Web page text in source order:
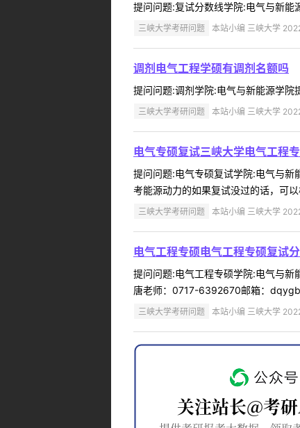
提问问题:复试分数线学院:电气与新
三峡大学考研问题 本站小编 三峡大学
调剂电气工程学硕有调剂名额吗
提问问题:调剂学院:电气与新能源学
三峡大学考研问题 本站小编 三峡大学
电气专硕复试三峡大学电气工程
提问问题:电气专硕复试学院:电气与
考能源动力的如果复试没过的话，可
三峡大学考研问题 本站小编 三峡大学
电气工程专硕电气工程专硕复试
提问问题:电气工程专硕学院:电气与
唐老师：0717-6392670邮箱：
三峡大学考研问题 本站小编 三峡大学